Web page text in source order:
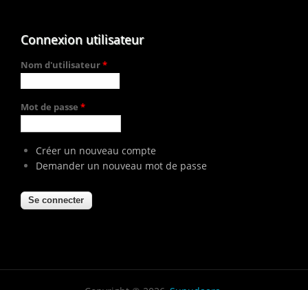
Connexion utilisateur
Nom d'utilisateur*
Mot de passe *
Créer un nouveau compte
Demander un nouveau mot de passe